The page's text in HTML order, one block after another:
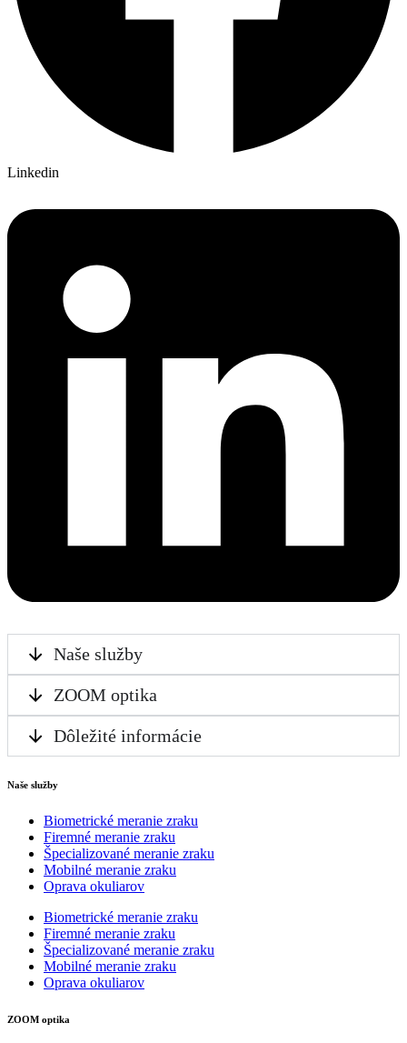
Linkedin
Naše služby
ZOOM optika
Dôležité informácie
Naše služby
Biometrické meranie zraku
Firemné meranie zraku
Špecializované meranie zraku
Mobilné meranie zraku
Oprava okuliarov
Biometrické meranie zraku
Firemné meranie zraku
Špecializované meranie zraku
Mobilné meranie zraku
Oprava okuliarov
ZOOM optika